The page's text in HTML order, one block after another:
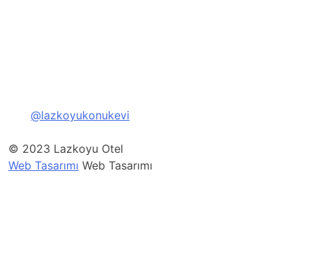
@lazkoyukonukevi
© 2023 Lazkoyu Otel
Web Tasarımı Web Tasarımı